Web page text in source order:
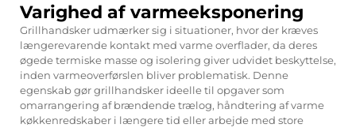
Varighed af varmeeksponering
Grillhandsker udmærker sig i situationer, hvor der kræves
længerevarende kontakt med varme overflader, da deres
øgede termiske masse og isolering giver udvidet beskyttelse,
inden varmeoverførslen bliver problematisk. Denne
egenskab gør grillhandsker ideelle til opgaver som
omarrangering af brændende trælog, håndtering af varme
køkkenredskaber i længere tid eller arbejde med store